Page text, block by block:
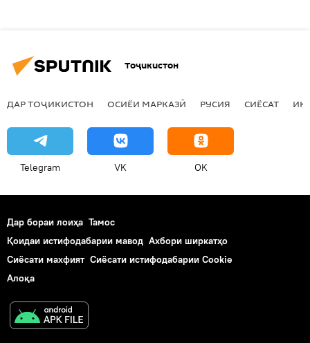
Тоҷикистон
ДАР ТОҶИКИСТОН ОСИЁИ МАРКАЗӢ РУСИЯ СИЁСАТ
Telegram VK OK
Дар бораи лоиҳа Тамос
Қоидаи истифодабарии мавод Ахбори ширкатҳо
Сиёсати махфият Сиёсати истифодабарии Cookie
Алоқа